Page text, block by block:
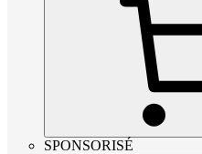
SPONSORISÉ